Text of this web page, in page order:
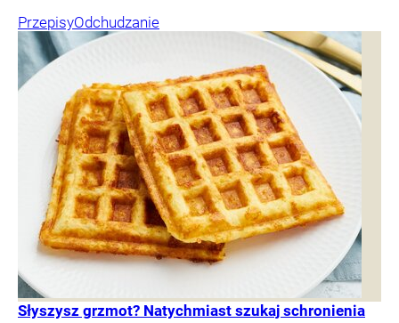
PrzepisyOdchudzanie
Słyszysz grzmot? Natychmiast szukaj schronienia